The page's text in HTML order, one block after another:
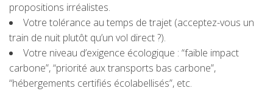
propositions irréalistes.
Votre tolérance au temps de trajet (acceptez-vous un
train de nuit plutôt qu’un vol direct ?).
Votre niveau d’exigence écologique : “faible impact
carbone”, “priorité aux transports bas carbone”,
“hébergements certifiés écolabellisés”, etc.